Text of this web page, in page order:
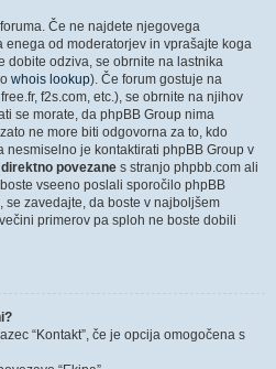
Če ne najdete njegovega
enega od moderatorjev in vprašajte koga
dobite odziva, se obrnite na lastnika
whois lookup). Če forum gostuje na
f2s.com, etc.), se obrnite na njihov
se morate, da phpBB Group nima
ne more biti odgovorna za to, kdo
je kontaktirati phpBB Group v
povezane s stranjo phpbb.com ali
vseeno poslali sporočilo phpBB
zavedajte, da boste v najboljšem
primerov pa sploh ne boste dobili
“Kontakt”, če je opcija omogočena s